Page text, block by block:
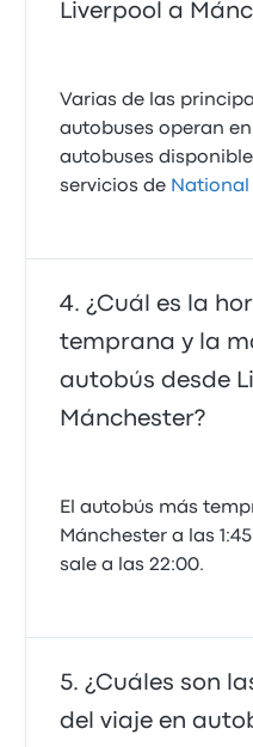
Liverpool a
Varias de las
autobuses operan
autobuses
servicios de National
¿Cuál es la
temprana y la
autobús desde
Mánchester?
El autobús más
Mánchester a las
sale a las 22:00.
¿Cuáles son
del viaje en